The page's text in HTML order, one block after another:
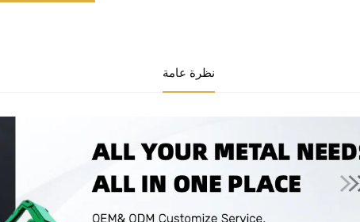
نظرة عامة